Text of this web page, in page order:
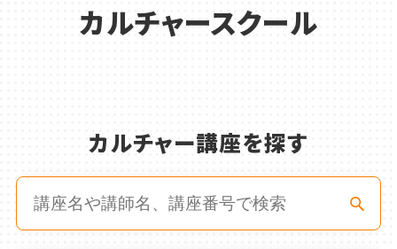
カルチャースクール